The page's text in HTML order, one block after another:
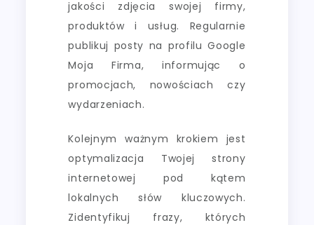
jakości zdjęcia swojej firmy,
produktów i usług. Regularnie
publikuj posty na profilu Google
Moja Firma, informując o
promocjach, nowościach czy
wydarzeniach.
Kolejnym ważnym krokiem jest
optymalizacja Twojej strony
internetowej pod kątem
lokalnych słów kluczowych.
Zidentyfikuj frazy, których